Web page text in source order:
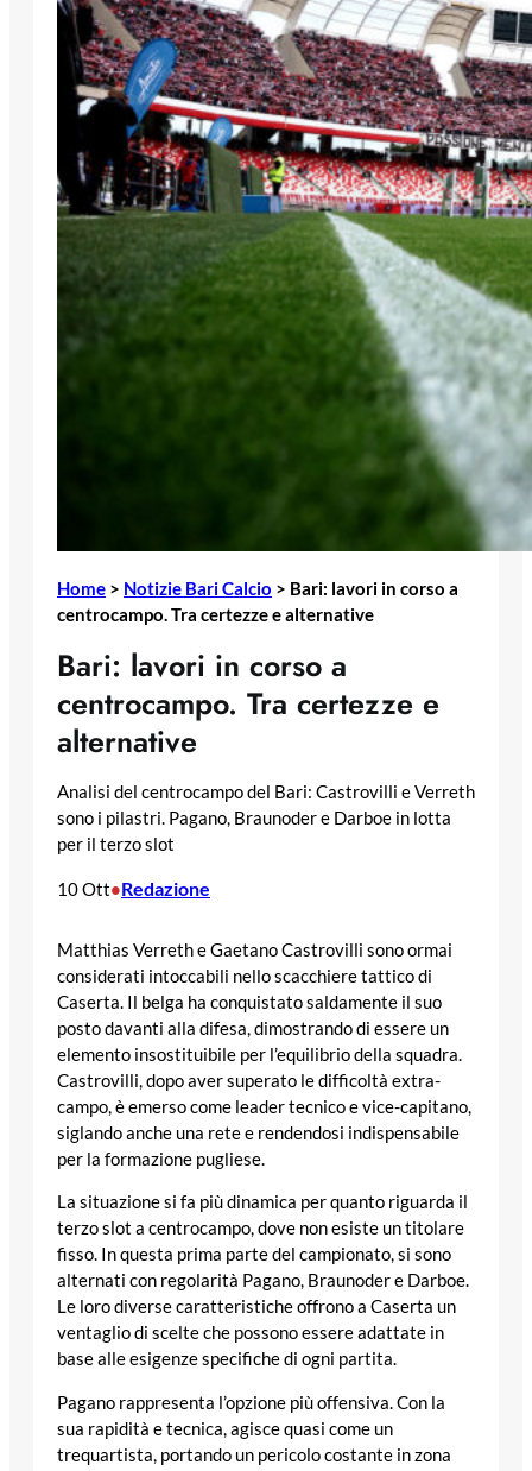
Home > Notizie Bari Calcio > Bari: lavori in corso a
centrocampo. Tra certezze e alternative
Bari: lavori in corso a
centrocampo. Tra certezze e
alternative
Analisi del centrocampo del Bari: Castrovilli e Verreth
sono i pilastri. Pagano, Braunoder e Darboe in lotta
per il terzo slot
10 Ott•Redazione
Matthias Verreth e Gaetano Castrovilli sono ormai
considerati intoccabili nello scacchiere tattico di
Caserta. Il belga ha conquistato saldamente il suo
posto davanti alla difesa, dimostrando di essere un
elemento insostituibile per l’equilibrio della squadra.
Castrovilli, dopo aver superato le difficoltà extra-
campo, è emerso come leader tecnico e vice-capitano,
siglando anche una rete e rendendosi indispensabile
per la formazione pugliese.
La situazione si fa più dinamica per quanto riguarda il
terzo slot a centrocampo, dove non esiste un titolare
fisso. In questa prima parte del campionato, si sono
alternati con regolarità Pagano, Braunoder e Darboe.
Le loro diverse caratteristiche offrono a Caserta un
ventaglio di scelte che possono essere adattate in
base alle esigenze specifiche di ogni partita.
Pagano rappresenta l’opzione più offensiva. Con la
sua rapidità e tecnica, agisce quasi come un
trequartista, portando un pericolo costante in zona